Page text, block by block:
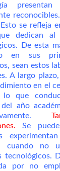
presentan
reconocibles.
Esto se refleja
dedican al
De esta
en sus
sean estos
A largo
en el
lo que
del año
Se
cuando no
tecnológicos.
por no